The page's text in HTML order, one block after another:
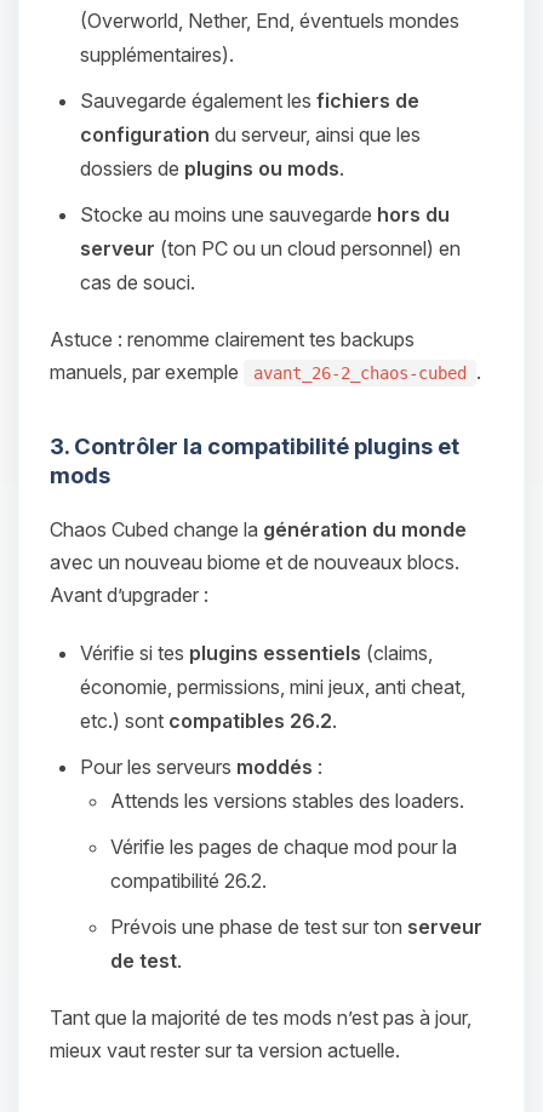
(Overworld, Nether, End, éventuels mondes
supplémentaires).
Sauvegarde également les fichiers de
configuration du serveur, ainsi que les
dossiers de plugins ou mods.
Stocke au moins une sauvegarde hors du
serveur (ton PC ou un cloud personnel) en
cas de souci.
Astuce : renomme clairement tes backups
manuels, par exemple
avant_26-2_chaos-cubed .
3. Contrôler la compatibilité plugins et
mods
Chaos Cubed change la génération du monde
avec un nouveau biome et de nouveaux blocs.
Avant d’upgrader :
Vérifie si tes plugins essentiels (claims,
économie, permissions, mini jeux, anti cheat,
etc.) sont compatibles 26.2.
Pour les serveurs moddés :
Attends les versions stables des loaders.
Vérifie les pages de chaque mod pour la
compatibilité 26.2.
Prévois une phase de test sur ton serveur
de test.
Tant que la majorité de tes mods n’est pas à jour,
mieux vaut rester sur ta version actuelle.